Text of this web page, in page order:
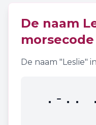
De naam
morsecode
De naam "Leslie"
.-..